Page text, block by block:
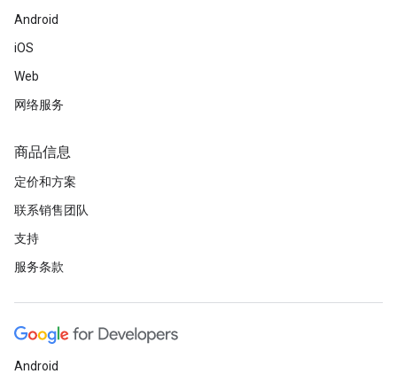
Android
iOS
Web
网络服务
商品信息
定价和方案
联系销售团队
支持
服务条款
Android